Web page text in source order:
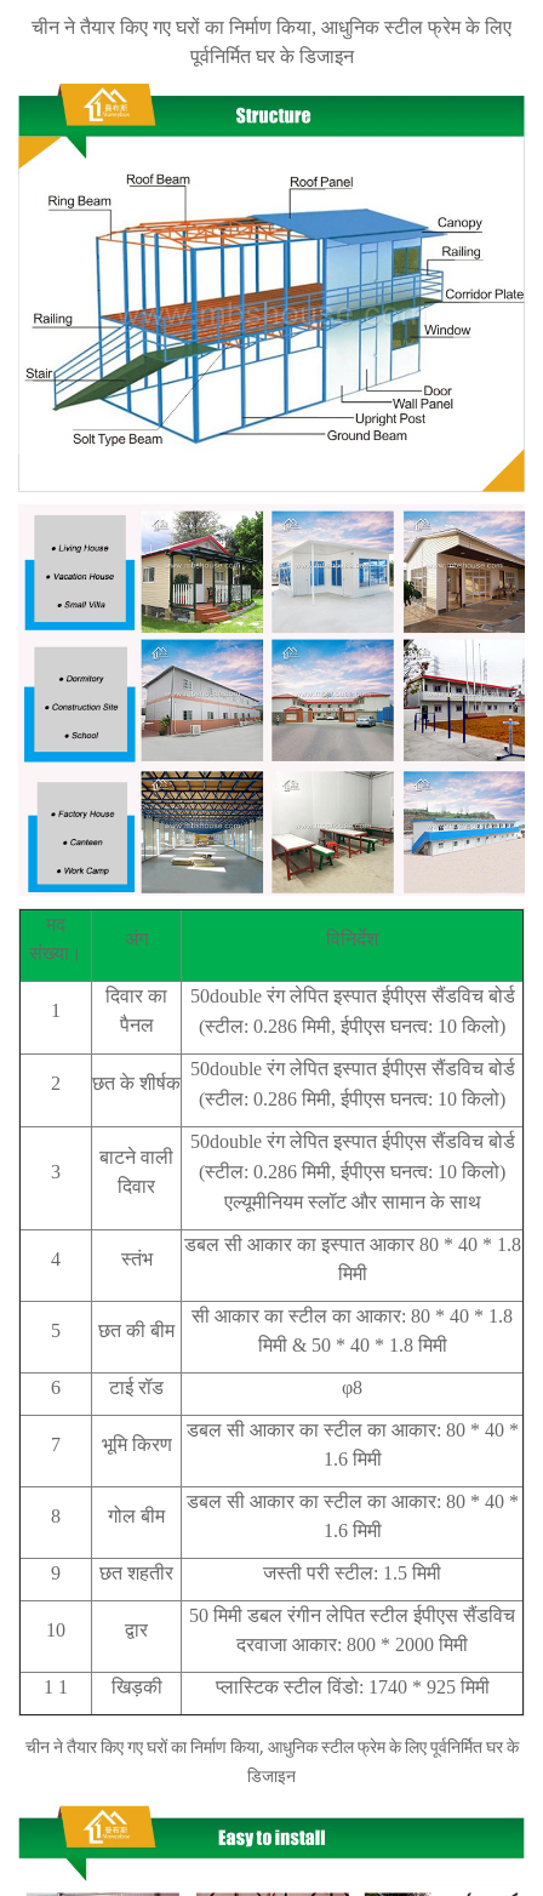
चीन ने तैयार किए गए घरों का निर्माण किया, आधुनिक स्टील फ्रेम के लिए
पूर्वनिर्मित घर के डिजाइन
मद
संख्या।
अंग विनिर्देश
1
दिवार का
पैनल
50double रंग लेपित इस्पात ईपीएस सैंडविच बोर्ड
(स्टील: 0.286 मिमी, ईपीएस घनत्व: 10 किलो)
2 छत के शीर्षक
50double रंग लेपित इस्पात ईपीएस सैंडविच बोर्ड
(स्टील: 0.286 मिमी, ईपीएस घनत्व: 10 किलो)
3
बाटने वाली
दिवार
50double रंग लेपित इस्पात ईपीएस सैंडविच बोर्ड
(स्टील: 0.286 मिमी, ईपीएस घनत्व: 10 किलो)
एल्यूमीनियम स्लॉट और सामान के साथ
4 स्तंभ
डबल सी आकार का इस्पात आकार 80 * 40 * 1.8
मिमी
5 छत की बीम
सी आकार का स्टील का आकार: 80 * 40 * 1.8
मिमी & 50 * 40 * 1.8 मिमी
6 टाई रॉड φ8
7 भूमि किरण
डबल सी आकार का स्टील का आकार: 80 * 40 *
1.6 मिमी
8 गोल बीम
डबल सी आकार का स्टील का आकार: 80 * 40 *
1.6 मिमी
9 छत शहतीर जस्ती परी स्टील: 1.5 मिमी
10 द्वार
50 मिमी डबल रंगीन लेपित स्टील ईपीएस सैंडविच
दरवाजा आकार: 800 * 2000 मिमी
1 1 खिड़की प्लास्टिक स्टील विंडो: 1740 * 925 मिमी
चीन ने तैयार किए गए घरों का निर्माण किया, आधुनिक स्टील फ्रेम के लिए पूर्वनिर्मित घर के
डिजाइन